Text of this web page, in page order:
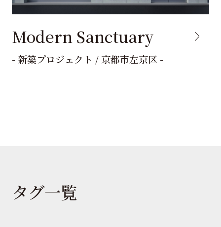
Modern Sanctuary
- 新築プロジェクト / 京都市左京区 -
タグ一覧